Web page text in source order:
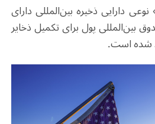
دارایی ذخیره بین‌المللی دارای
بین‌المللی پول برای تکمیل ذخایر
شده است.